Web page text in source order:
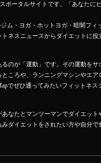
ポータルサイトです。「あなた
ム・ヨガ・ホットヨガ・暗闇フ
ネスニュースからダイエットに
のが「運動」です。その運動を
ころや、ランニングマシンやエ
でぜひ通ってみたいフィットネ
なたとマンツーマンでダイエッ
ダイエットをされたい方や自分